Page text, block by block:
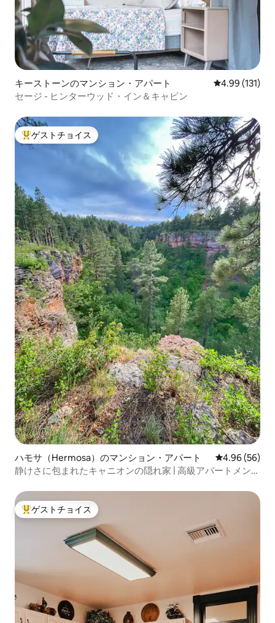
キーストーンのマンション・アパート レビュー131
4.99 (131)
セージ - ヒンターウッド・イン＆キャビン
大好評のゲストチョイスです。
ゲストチョイス
ハモサ（Hermosa）のマンション・アパート レビュー56
4.96 (56)
静けさに包まれたキャニオンの隠れ家 | 高級アパートメント
大好評のゲストチョイスです。
ゲストチョイス